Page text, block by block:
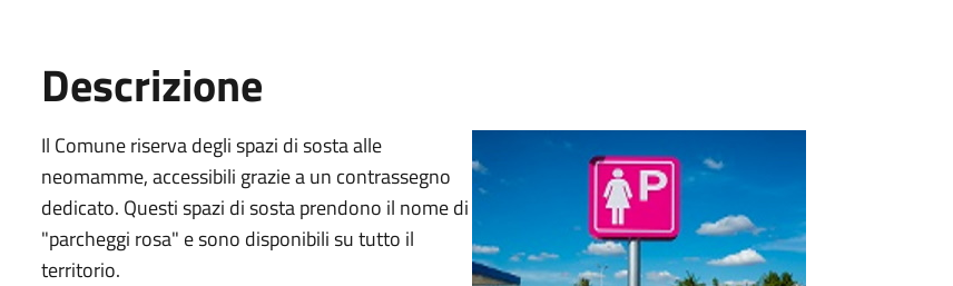
Descrizione
Il Comune riserva degli spazi di sosta alle
neomamme, accessibili grazie a un contrassegno
dedicato. Questi spazi di sosta prendono il nome di
"parcheggi rosa" e sono disponibili su tutto il
territorio.